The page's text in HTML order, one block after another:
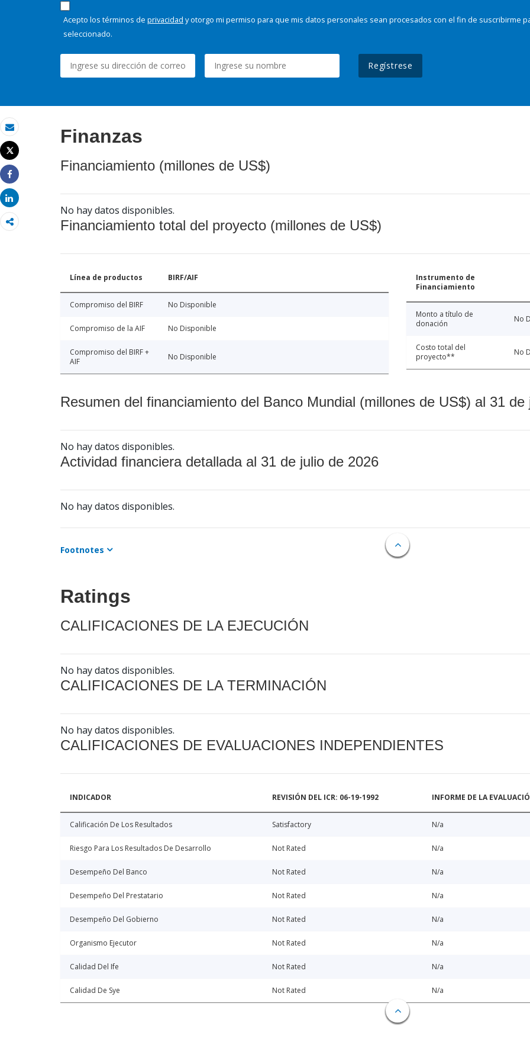
Correo electrónico
Imprimir
Tweet
Share
Share
Acepto los términos de privacidad y otorgo mi permiso para que mis datos personales sean procesados con el fin de suscribirme
seleccionado.
Regístrese
Finanzas
Financiamiento (millones de US$)
No hay datos disponibles.
Financiamiento total del proyecto (millones de US$)
Línea de productos BIRF/AIF
Compromiso del BIRF No Disponible
Compromiso de la AIF No Disponible
Compromiso del BIRF +
AIF
No Disponible
Instrumento de
Financiamiento
Monto a título de
donación
No
Costo total del
proyecto**
No
Resumen del financiamiento del Banco Mundial (millones de US$) al 31 de
No hay datos disponibles.
Actividad financiera detallada al 31 de julio de 2026
No hay datos disponibles.
Footnotes
Ratings
CALIFICACIONES DE LA EJECUCIÓN
No hay datos disponibles.
CALIFICACIONES DE LA TERMINACIÓN
No hay datos disponibles.
CALIFICACIONES DE EVALUACIONES INDEPENDIENTES
INDICADOR REVISIÓN DEL ICR: 06-19-1992 INFORME DE LA
Calificación De Los Resultados Satisfactory N/a
Riesgo Para Los Resultados De Desarrollo Not Rated N/a
Desempeño Del Banco Not Rated N/a
Desempeño Del Prestatario Not Rated N/a
Desempeño Del Gobierno Not Rated N/a
Organismo Ejecutor Not Rated N/a
Calidad Del Ife Not Rated N/a
Calidad De Sye Not Rated N/a